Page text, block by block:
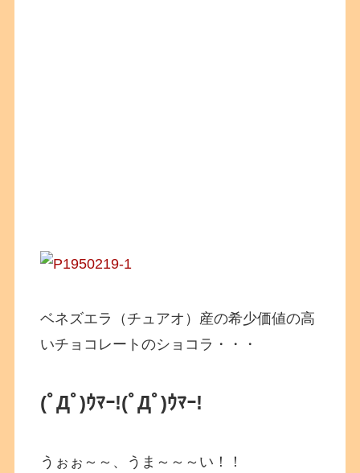
ベネズエラ（チュアオ）産の希少価値の高
いチョコレートのショコラ・・・
(ﾟДﾟ)ｳﾏｰ!(ﾟДﾟ)ｳﾏｰ!
うぉぉ～～、うま～～～い！！